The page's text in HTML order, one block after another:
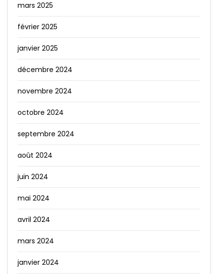
mars 2025
février 2025
janvier 2025
décembre 2024
novembre 2024
octobre 2024
septembre 2024
août 2024
juin 2024
mai 2024
avril 2024
mars 2024
janvier 2024